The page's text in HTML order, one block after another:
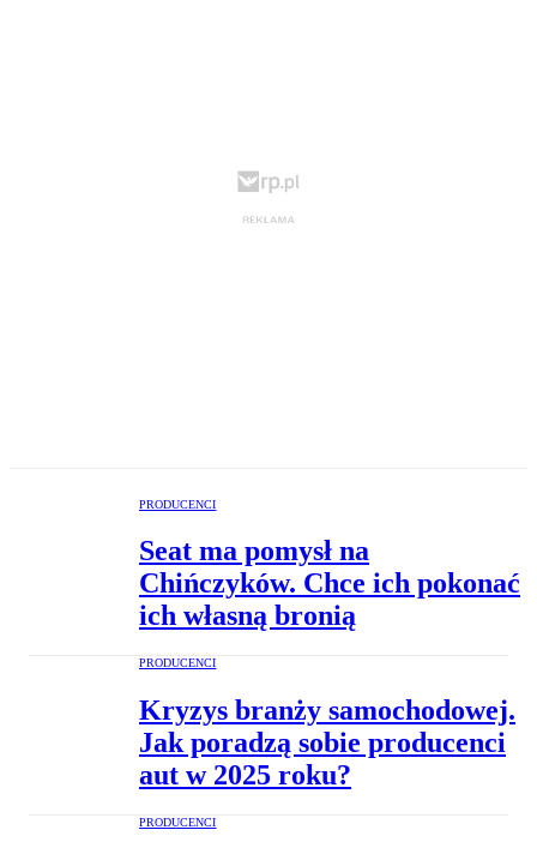
PRODUCENCI
Seat ma pomysł na
Chińczyków. Chce ich pokonać
ich własną bronią
PRODUCENCI
Kryzys branży samochodowej.
Jak poradzą sobie producenci
aut w 2025 roku?
PRODUCENCI